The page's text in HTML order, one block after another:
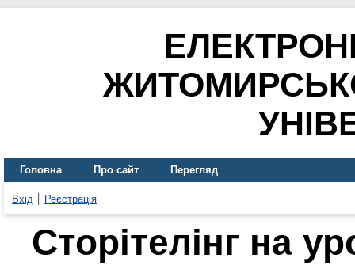
Головна Про сайт Перегляд
Вхід Реєстрація
Сторітелінг на